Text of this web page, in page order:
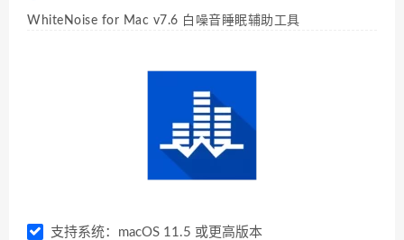
WhiteNoise for Mac v7.6 白噪音睡眠辅助工具
支持系统：macOS 11.5 或更高版本